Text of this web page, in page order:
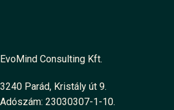
EvoMind Consulting Kft.
3240 Parád, Kristály út 9.
Adószám: 23030307-1-10.